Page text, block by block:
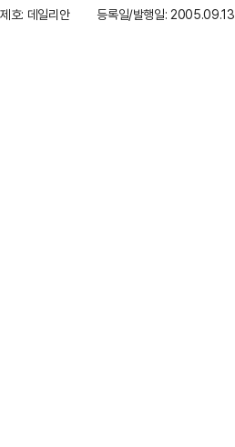
제호: 데일리안 등록일/발행일: 2005.09.13